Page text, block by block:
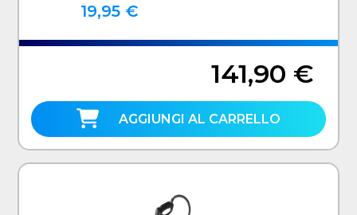
19,95 €
141,90 €
AGGIUNGI AL CARRELLO